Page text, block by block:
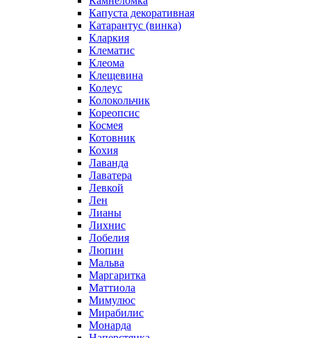
Капуста декоративная
Катарантус (винка)
Кларкия
Клематис
Клеома
Клещевина
Колеус
Колокольчик
Кореопсис
Космея
Котовник
Кохия
Лаванда
Лаватера
Левкой
Лен
Лианы
Лихнис
Лобелия
Люпин
Мальва
Маргаритка
Маттиола
Мимулюс
Мирабилис
Монарда